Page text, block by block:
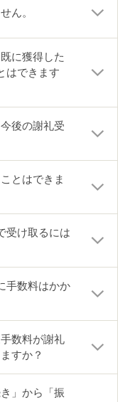
ん。
に獲得した
はできます
後の謝礼受
とはできま
受け取るには
手数料はかか
数料が謝礼
すか？
」から「振